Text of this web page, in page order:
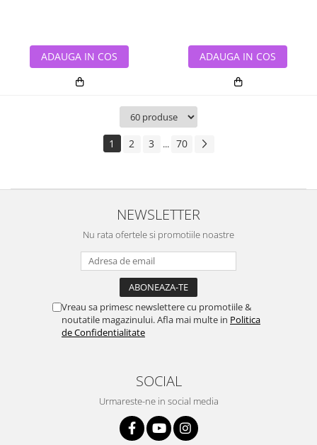
ADAUGA IN COS ADAUGA IN COS
1 2 3 ... 70
NEWSLETTER
Nu rata ofertele si promotiile noastre
Vreau sa primesc newslettere cu promotiile &
noutatile magazinului. Afla mai multe in Politica
de Confidentialitate
SOCIAL
Urmareste-ne in social media